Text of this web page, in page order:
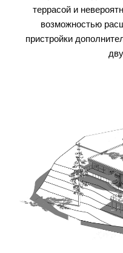
террасой и
возможностью
пристройки